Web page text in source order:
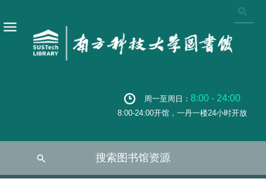
周一至周日： 8:00 - 24:00
8:00-24:00开馆，一丹一楼24小时开放
搜索图书馆资源